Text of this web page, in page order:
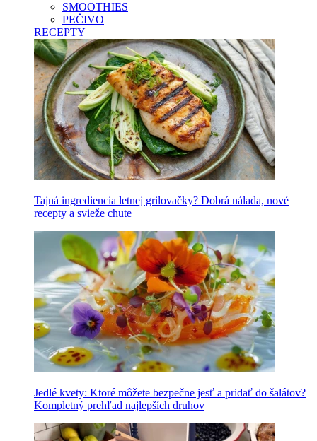
SMOOTHIES
PEČIVO
RECEPTY
Tajná ingrediencia letnej grilovačky? Dobrá nálada, nové
recepty a svieže chute
Jedlé kvety: Ktoré môžete bezpečne jesť a pridať do šalátov?
Kompletný prehľad najlepších druhov